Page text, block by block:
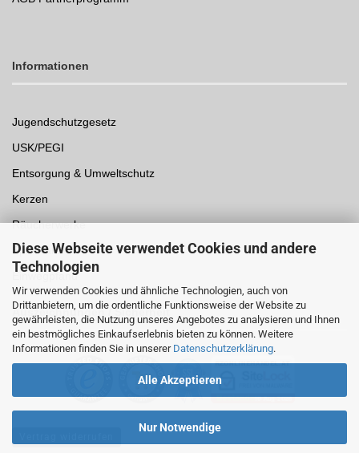
Diese Webseite verwendet Cookies und andere
Technologien
Wir verwenden Cookies und ähnliche Technologien, auch von
Drittanbietern, um die ordentliche Funktionsweise der Website zu
gewährleisten, die Nutzung unseres Angebotes zu analysieren und Ihnen
ein bestmögliches Einkaufserlebnis bieten zu können. Weitere
Informationen finden Sie in unserer Datenschutzerklärung.
Alle Akzeptieren
Nur Notwendige
Informationen
Jugendschutzgesetz
USK/PEGI
Entsorgung & Umweltschutz
Kerzen
Räucherwerke
Spielwaren
Einwegpfand
Auszeichnungen /Sicherheit